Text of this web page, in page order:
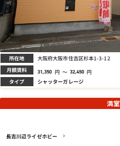
所在地 大阪府大阪市住吉区杉本1-3-12
月額賃料 31,350 円 ～ 32,450 円
タイプ シャッターガレージ
長吉川辺ライゼホビー
満室